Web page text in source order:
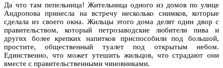
Да что там пепельница! Жительница одного из домов по улице
Андропова принесла на встречу несколько снимков, которые
сделала из своего окна. Жильцы этого дома делят один двор с
правительством, который петрозаводские любители пива и
других более крепких напитков приспособили под большой,
простите, общественный туалет под открытым небом.
Единственно, что может утешить жильцов, что страдают они
вместе с правительственными чиновниками.